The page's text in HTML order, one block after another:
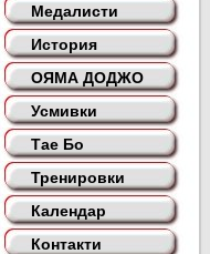
Медалисти
История
ОЯМА ДОДЖО
Усмивки
Тае Бо
Тренировки
Календар
Контакти